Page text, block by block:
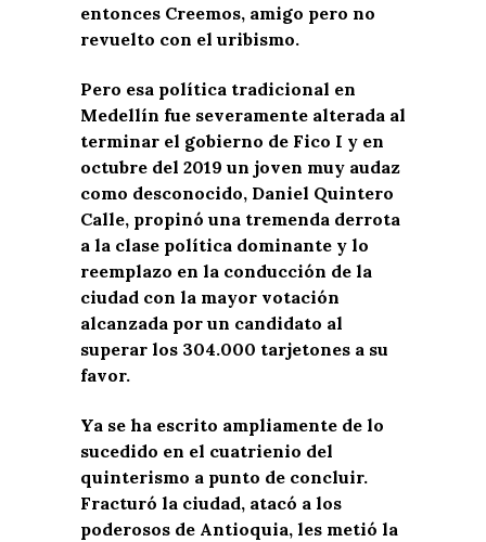
entonces Creemos, amigo pero no
revuelto con el uribismo.
Pero esa política tradicional en
Medellín fue severamente alterada al
terminar el gobierno de Fico I y en
octubre del 2019 un joven muy audaz
como desconocido, Daniel Quintero
Calle, propinó una tremenda derrota
a la clase política dominante y lo
reemplazo en la conducción de la
ciudad con la mayor votación
alcanzada por un candidato al
superar los 304.000 tarjetones a su
favor.
Ya se ha escrito ampliamente de lo
sucedido en el cuatrienio del
quinterismo a punto de concluir.
Fracturó la ciudad, atacó a los
poderosos de Antioquia, les metió la